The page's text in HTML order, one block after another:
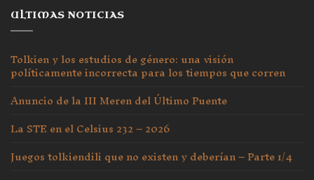
ULTIMAS NOTICIAS
Tolkien y los estudios de género: una visión
políticamente incorrecta para los tiempos que corren
Anuncio de la III Meren del Último Puente
La STE en el Celsius 232 – 2026
Juegos tolkiendili que no existen y deberían – Parte 1/4